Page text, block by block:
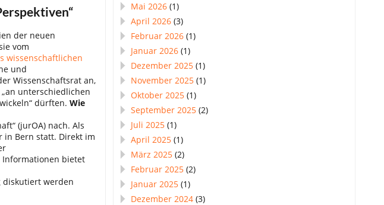
der neuen
vom
wissenschaftlichen
und
Wissenschaftsrat an,
unterschiedlichen
dürften. Wie
(jurOA) nach. Als
in Bern statt. Direkt im
Informationen bietet
diskutiert werden
Mai 2026 (1)
April 2026 (3)
Februar 2026 (1)
Januar 2026 (1)
Dezember 2025 (1)
November 2025 (1)
Oktober 2025 (1)
September 2025 (2)
Juli 2025 (1)
April 2025 (1)
März 2025 (2)
Februar 2025 (2)
Januar 2025 (1)
Dezember 2024 (3)